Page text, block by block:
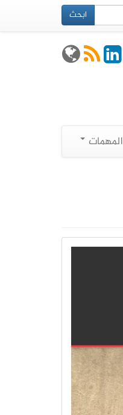
ابحث
المهمات